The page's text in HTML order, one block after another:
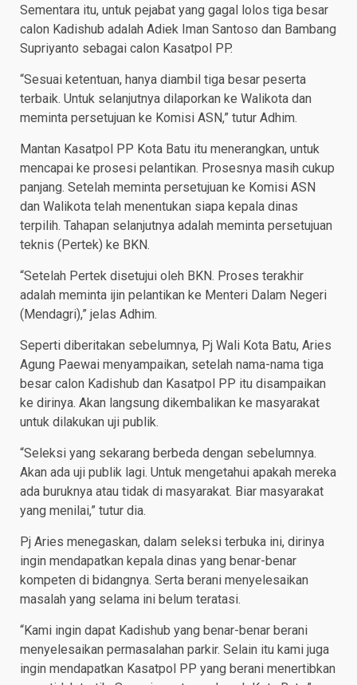
Sementara itu, untuk pejabat yang gagal lolos tiga besar
calon Kadishub adalah Adiek Iman Santoso dan Bambang
Supriyanto sebagai calon Kasatpol PP.
“Sesuai ketentuan, hanya diambil tiga besar peserta
terbaik. Untuk selanjutnya dilaporkan ke Walikota dan
meminta persetujuan ke Komisi ASN,” tutur Adhim.
Mantan Kasatpol PP Kota Batu itu menerangkan, untuk
mencapai ke prosesi pelantikan. Prosesnya masih cukup
panjang. Setelah meminta persetujuan ke Komisi ASN
dan Walikota telah menentukan siapa kepala dinas
terpilih. Tahapan selanjutnya adalah meminta persetujuan
teknis (Pertek) ke BKN.
“Setelah Pertek disetujui oleh BKN. Proses terakhir
adalah meminta ijin pelantikan ke Menteri Dalam Negeri
(Mendagri),” jelas Adhim.
Seperti diberitakan sebelumnya, Pj Wali Kota Batu, Aries
Agung Paewai menyampaikan, setelah nama-nama tiga
besar calon Kadishub dan Kasatpol PP itu disampaikan
ke dirinya. Akan langsung dikembalikan ke masyarakat
untuk dilakukan uji publik.
“Seleksi yang sekarang berbeda dengan sebelumnya.
Akan ada uji publik lagi. Untuk mengetahui apakah mereka
ada buruknya atau tidak di masyarakat. Biar masyarakat
yang menilai,” tutur dia.
Pj Aries menegaskan, dalam seleksi terbuka ini, dirinya
ingin mendapatkan kepala dinas yang benar-benar
kompeten di bidangnya. Serta berani menyelesaikan
masalah yang selama ini belum teratasi.
“Kami ingin dapat Kadishub yang benar-benar berani
menyelesaikan permasalahan parkir. Selain itu kami juga
ingin mendapatkan Kasatpol PP yang berani menertibkan